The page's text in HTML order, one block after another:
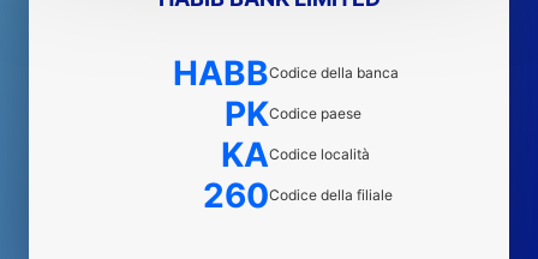
HABBCodice della banca
PKCodice paese
KACodice località
260Codice della filiale